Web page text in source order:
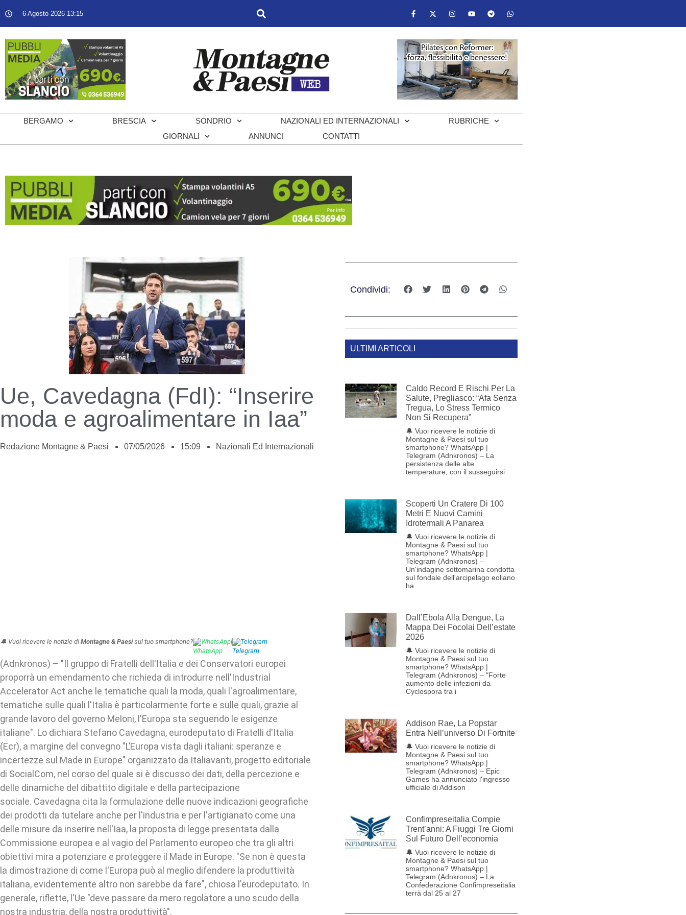
6 Agosto 2026 13:15
BERGAMO BRESCIA SONDRIO NAZIONALI ED INTERNAZIONALI
RUBRICHE
GIORNALI
ANNUNCI CONTATTI
Ue, Cavedagna (FdI): “Inserire
moda e agroalimentare in Iaa”
Redazione Montagne & Paesi 07/05/2026 15:09 Nazionali Ed Internazionali
🔔 Vuoi ricevere le notizie di Montagne & Paesisul tuo smartphone? WhatsApp| Telegram
(Adnkronos) – "Il gruppo di Fratelli dell'Italia e dei Conservatori europei
proporrà un emendamento che richieda di introdurre nell'Industrial
Accelerator Act anche le tematiche quali la moda, quali l'agroalimentare,
tematiche sulle quali l'Italia è particolarmente forte e sulle quali, grazie al
grande lavoro del governo Meloni, l'Europa sta seguendo le esigenze
italiane". Lo dichiara Stefano Cavedagna, eurodeputato di Fratelli d'Italia
(Ecr), a margine del convegno "L’Europa vista dagli italiani: speranze e
incertezze sul Made in Europe" organizzato da Italiavanti, progetto editoriale
di SocialCom, nel corso del quale si è discusso dei dati, della percezione e
delle dinamiche del dibattito digitale e della partecipazione
sociale. Cavedagna cita la formulazione delle nuove indicazioni geografiche
dei prodotti da tutelare anche per l'industria e per l'artigianato come una
delle misure da inserire nell'Iaa, la proposta di legge presentata dalla
Commissione europea e al vagio del Parlamento europeo che tra gli altri
obiettivi mira a potenziare e proteggere il Made in Europe. "Se non è questa
la dimostrazione di come l'Europa può al meglio difendere la produttività
italiana, evidentemente altro non sarebbe da fare", chiosa l'eurodeputato. In
generale, riflette, l'Ue "deve passare da mero regolatore a uno scudo della
nostra industria, della nostra produttività".
Condividi:
ULTIMI ARTICOLI
Caldo Record E Rischi Per La
Salute, Pregliasco: “Afa Senza
Tregua, Lo Stress Termico
Non Si Recupera”
🔔 Vuoi ricevere le notizie di
Montagne & Paesi sul tuo
smartphone? WhatsApp |
Telegram (Adnkronos) – La
persistenza delle alte
temperature, con il susseguirsi
Scoperti Un Cratere Di 100
Metri E Nuovi Camini
Idrotermali A Panarea
🔔 Vuoi ricevere le notizie di
Montagne & Paesi sul tuo
smartphone? WhatsApp |
Telegram (Adnkronos) –
Un'indagine sottomarina condotta
sul fondale dell'arcipelago eoliano
ha
Dall’Ebola Alla Dengue, La
Mappa Dei Focolai Dell’estate
2026
🔔 Vuoi ricevere le notizie di
Montagne & Paesi sul tuo
smartphone? WhatsApp |
Telegram (Adnkronos) – "Forte
aumento delle infezioni da
Cyclospora tra i
Addison Rae, La Popstar
Entra Nell’universo Di Fortnite
🔔 Vuoi ricevere le notizie di
Montagne & Paesi sul tuo
smartphone? WhatsApp |
Telegram (Adnkronos) – Epic
Games ha annunciato l'ingresso
ufficiale di Addison
Confimpreseitalia Compie
Trent’anni: A Fiuggi Tre Giorni
Sul Futuro Dell’economia
🔔 Vuoi ricevere le notizie di
Montagne & Paesi sul tuo
smartphone? WhatsApp |
Telegram (Adnkronos) – La
Confederazione Confimpreseitalia
terrà dal 25 al 27